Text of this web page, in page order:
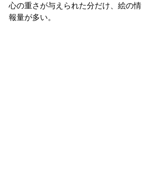
心の重さが与えられた分だけ、絵の情
報量が多い。